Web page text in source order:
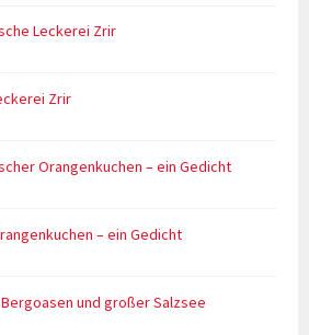
Leckerei Zrir
Zrir
Orangenkuchen – ein Gedicht
– ein Gedicht
und großer Salzsee